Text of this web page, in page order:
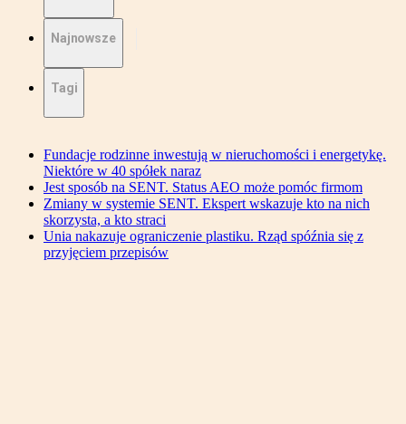
Najnowsze
Tagi
Fundacje rodzinne inwestują w nieruchomości i energetykę.
Niektóre w 40 spółek naraz
Jest sposób na SENT. Status AEO może pomóc firmom
Zmiany w systemie SENT. Ekspert wskazuje kto na nich
skorzysta, a kto straci
Unia nakazuje ograniczenie plastiku. Rząd spóźnia się z
przyjęciem przepisów